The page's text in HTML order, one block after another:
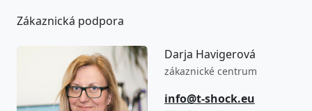
Zákaznická podpora
Darja Havigerová
zákaznické centrum
info@t-shock.eu